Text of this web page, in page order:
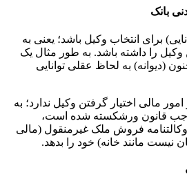
بانک
برای انتخاب وکیل باشد؛ یعنی به
را داشته باشد. به طور مثال یک
مجنون (دیوانه) به لحاظ عقلی توانایی
مالی اختیار گرفتن وکیل ندارد؛ به
قانون ورشکسته شده است،
فروش ملک غیرمنقول (مالی
نیست مانند خانه) خود را بدهد.